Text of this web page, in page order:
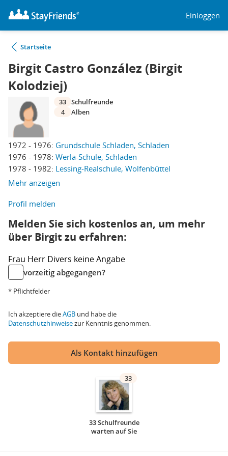
Einloggen
Startseite
Birgit Castro González (Birgit
Kolodziej)
1972 - 1976: Grundschule Schladen, Schladen
1976 - 1978: Werla-Schule, Schladen
1978 - 1982: Lessing-Realschule, Wolfenbüttel
Mehr anzeigen
33 Schulfreunde
4
Alben
Profil melden
Melden Sie sich kostenlos an, um mehr
über Birgit zu erfahren:
Frau Herr Divers keine Angabe
vorzeitig abgegangen?
* Pflichtfelder
Ich akzeptiere dieAGB und habe die
Datenschutzhinweisezur Kenntnis genommen.
Als Kontakt hinzufügen
33
33 Schulfreunde
warten auf Sie